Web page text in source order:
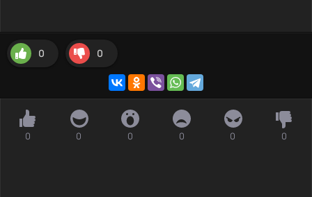
0 0
0 0 0 0 0 0